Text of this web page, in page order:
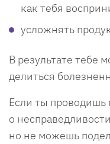
как тебя
усложнять
В результате тебе
делиться
Если ты
о
но не можешь